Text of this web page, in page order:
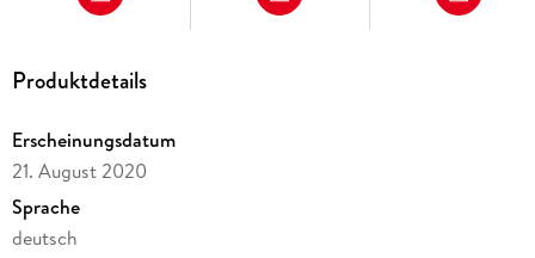
Produktdetails
Erscheinungsdatum
21. August 2020
Sprache
deutsch